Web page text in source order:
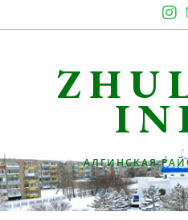
к
АЛГИНСКАЯ